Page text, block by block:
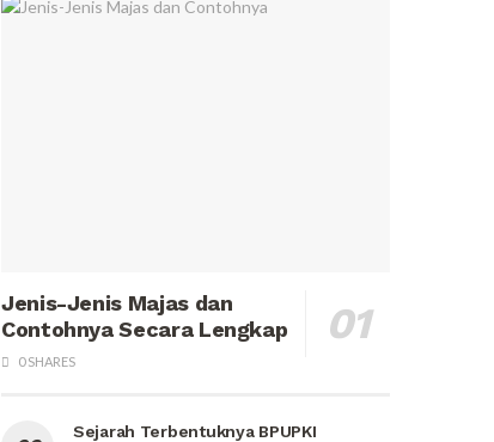
Jenis-Jenis Majas dan
Contohnya Secara Lengkap
0 SHARES
Sejarah Terbentuknya BPUPKI